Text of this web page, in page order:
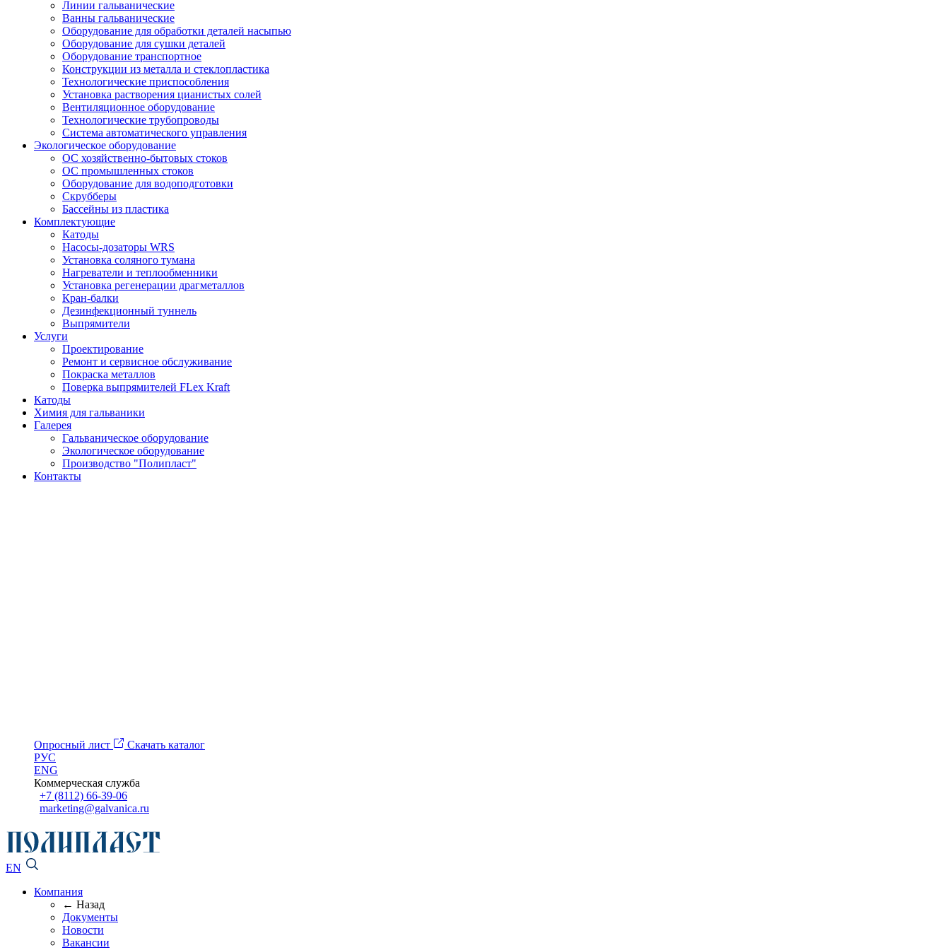
Линии гальванические
Ванны гальванические
Оборудование для обработки деталей насыпью
Оборудование для сушки деталей
Оборудование транспортное
Конструкции из металла и стеклопластика
Технологические приспособления
Установка растворения цианистых солей
Вентиляционное оборудование
Технологические трубопроводы
Система автоматического управления
Экологическое оборудование
ОС хозяйственно-бытовых стоков
ОС промышленных стоков
Оборудование для водоподготовки
Скрубберы
Бассейны из пластика
Комплектующие
Катоды
Насосы-дозаторы WRS
Установка соляного тумана
Нагреватели и теплообменники
Установка регенерации драгметаллов
Кран-балки
Дезинфекционный туннель
Выпрямители
Услуги
Проектирование
Ремонт и сервисное обслуживание
Покраска металлов
Поверка выпрямителей FLex Kraft
Катоды
Химия для гальваники
Галерея
Гальваническое оборудование
Экологическое оборудование
Производство "Полипласт"
Контакты
Опросный лист
Скачать каталог
РУС
ENG
Коммерческая служба
+7 (8112) 66-39-06
marketing@galvanica.ru
EN
Компания
← Назад
Документы
Новости
Вакансии